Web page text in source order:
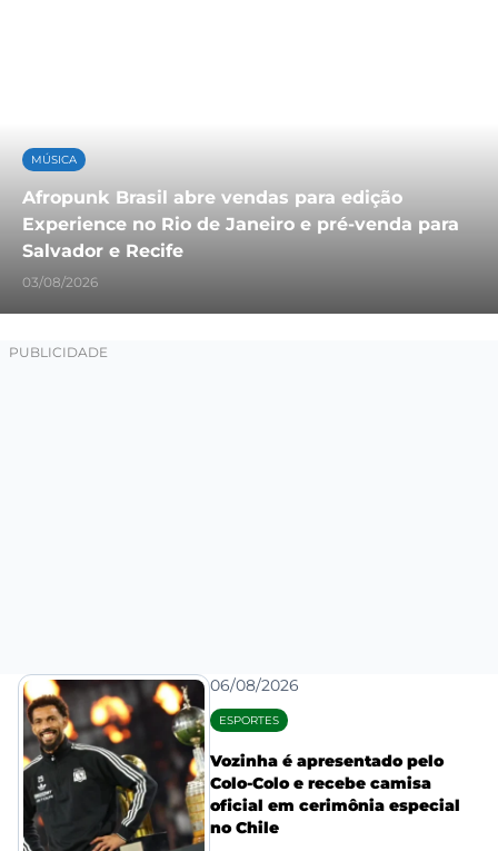
MÚSICA
Afropunk Brasil abre vendas para edição
Experience no Rio de Janeiro e pré-venda para
Salvador e Recife
03/08/2026
06/08/2026
ESPORTES
Vozinha é apresentado pelo
Colo-Colo e recebe camisa
oficial em cerimônia especial
no Chile